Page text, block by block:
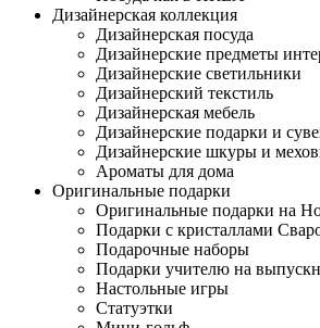
Дизайнерская коллекция
Дизайнерская посуда
Дизайнерские предметы
Дизайнерские светильники
Дизайнерский текстиль
Дизайнерская мебель
Дизайнерские подарки и
Дизайнерские шкуры и
Ароматы для дома
Оригинальные подарки
Оригинальные подарки на
Подарки с кристаллами
Подарочные наборы
Подарки учителю на
Настольные игры
Статуэтки